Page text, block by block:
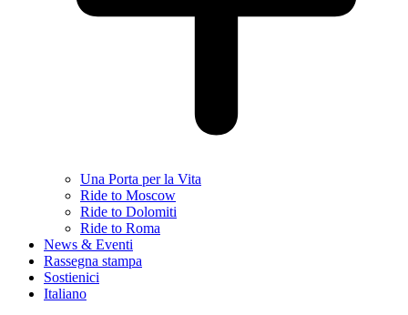
Una Porta per la Vita
Ride to Moscow
Ride to Dolomiti
Ride to Roma
News & Eventi
Rassegna stampa
Sostienici
Italiano